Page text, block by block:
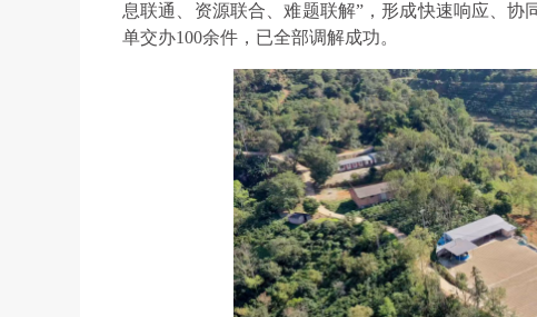
息联通、资源联合、难题联解”，形成快速响应、
单交办100余件，已全部调解成功。